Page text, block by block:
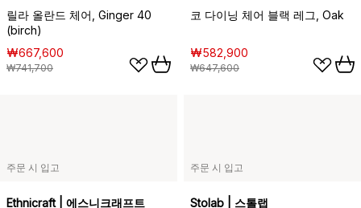
릴라 올란드 체어, Ginger 40
(birch)
₩667,600
₩741,700
코 다이닝 체어 블랙 레그, Oak
₩582,900
₩647,600
주문 시 입고
Ethnicraft | 에스니크래프트
주문 시 입고
Stolab | 스톨랩